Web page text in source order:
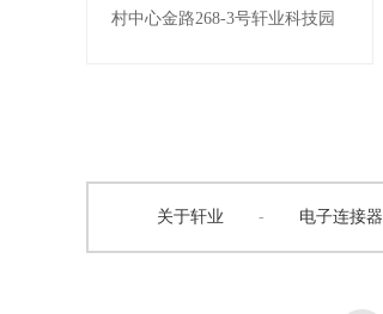
村中心金路268-3号轩业科技园
关于轩业 - 电子连接器